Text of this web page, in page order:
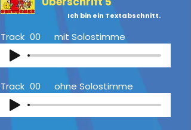
Ich bin ein Textabschnitt.
Track 00 mit Solostimme
Track 00 ohne Solostimme